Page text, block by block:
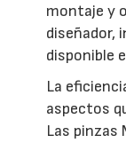
montaje y
diseñador,
disponible
La
aspectos
Las pinzas